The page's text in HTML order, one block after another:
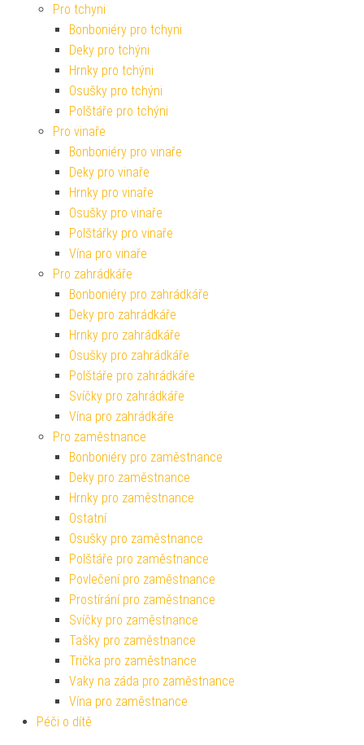
Pro tchyni
Bonboniéry pro tchyni
Deky pro tchýni
Hrnky pro tchýni
Osušky pro tchýni
Polštáře pro tchýni
Pro vinaře
Bonboniéry pro vinaře
Deky pro vinaře
Hrnky pro vinaře
Osušky pro vinaře
Polštářky pro vinaře
Vína pro vinaře
Pro zahrádkáře
Bonboniéry pro zahrádkáře
Deky pro zahrádkáře
Hrnky pro zahrádkáře
Osušky pro zahrádkáře
Polštáře pro zahrádkáře
Svíčky pro zahrádkáře
Vína pro zahrádkáře
Pro zaměstnance
Bonboniéry pro zaměstnance
Deky pro zaměstnance
Hrnky pro zaměstnance
Ostatní
Osušky pro zaměstnance
Polštáře pro zaměstnance
Povlečení pro zaměstnance
Prostírání pro zaměstnance
Svíčky pro zaměstnance
Tašky pro zaměstnance
Trička pro zaměstnance
Vaky na záda pro zaměstnance
Vína pro zaměstnance
Péči o dítě